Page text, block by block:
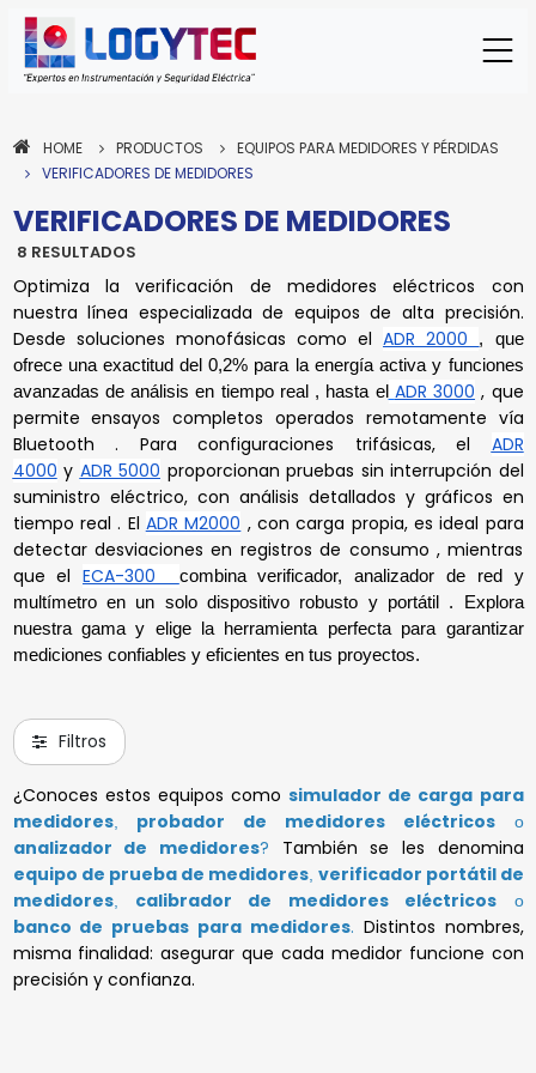
HOME PRODUCTOS
EQUIPOS PARA MEDIDORES Y PÉRDIDAS
VERIFICADORES DE MEDIDORES
VERIFICADORES DE MEDIDORES
8 RESULTADOS
Optimiza la verificación de medidores eléctricos con
nuestra línea especializada de equipos de alta precisión.
Desde soluciones monofásicas como elADR 2000
, que
ofrece una exactitud del 0,2% para la energía activa y funciones
avanzadas de análisis en tiempo real , hasta el ADR 3000 , que
permite ensayos completos operados remotamente vía
Bluetooth . Para configuraciones trifásicas, el ADR
4000 y ADR 5000 proporcionan pruebas sin interrupción del
suministro eléctrico, con análisis detallados y gráficos en
tiempo real . El ADR M2000 , con carga propia, es ideal para
detectar desviaciones en registros de consumo , mientras
que elECA-300
combina verificador, analizador de red y
multímetro en un solo dispositivo robusto y portátil . Explora
nuestra gama y elige la herramienta perfecta para garantizar
mediciones confiables y eficientes en tus proyectos.
Filtros
¿Conoces estos equipos comosimulador de carga para
medidores, probador de medidores eléctricoso
analizador de medidores? También se les denomina
equipo de prueba de medidores, verificador portátil de
medidores, calibrador de medidores eléctricos o
banco de pruebas para medidores. Distintos nombres,
misma finalidad: asegurar que cada medidor funcione con
precisión y confianza.
MONTREL
VERIFICADOR DE
MEDIDORES DE ENERGÍA
TRIFÁSICO ADR 1000
Modelo:ADR 1000 Tipo:Verificador
Para enviar la cotización y ponernos en
contacto contigo, necesitamos algunos
detalles adicionales. Por favor, completa el
MONTREL
VERIFICADOR DE
MEDIDORES MONOFASICOS
ADR 2000
Modelo:ADR 2000
Para enviar la cotización y ponernos en
contacto contigo, necesitamos algunos
detalles adicionales. Por favor, completa el
MONTREL
VERIFICADOR DE
MEDIDORES MONOFASICOS
ADR 3000
Modelo:ADR 3000Tipo:
Verificador
Para enviar la cotización y ponernos en
contacto contigo, necesitamos algunos
MONTREL
VERIFICADOR DE
MEDIDORES TRIFASICOS
ADR 4000
Modelo:ADR 4000
Para enviar la cotización y ponernos en
contacto contigo, necesitamos algunos
detalles adicionales. Por favor, completa el
MONTREL
VERIFICADOR DE
MEDIDORES TRIFASICOS
ADR 5000
Modelo:ADR 5000
Para enviar la cotización y ponernos en
contacto contigo, necesitamos algunos
detalles adicionales. Por favor, completa el
MONTREL
VERIFICADOR DE
MEDIDORES MONOFASICOS
ADR M2000
Modelo:ADR M2000
Para enviar la cotización y ponernos en
contacto contigo, necesitamos algunos
detalles adicionales. Por favor, completa el
MONTREL
CAPACIMETRO DIGITAL
PARA BANCOS MT
Modelo: MEDCAP
Capacímetro / Analiz
Para enviar la cotización y ponernos en
contacto contigo, necesitamos algunos
detalles adicionales. Por favor, completa el
ECAMEC
VERIFICADOR TRIFASICO
DE MEDIDORES ECA-300
Modelo: ECA-300
Para enviar la cotización y ponernos en
contacto contigo, necesitamos algunos
detalles adicionales. Por favor, completa el